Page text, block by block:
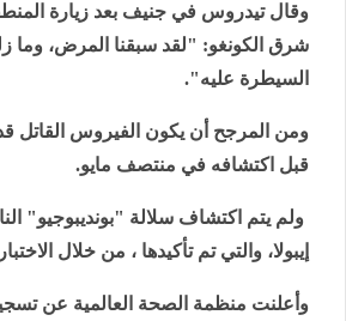
وقال تيدروس في جنيف بعد زيارة
شرق الكونغو: "لقد سبقنا المرض، وما
السيطرة عليه".
ومن المرجح أن يكون الفيروس القاتل قد
قبل اكتشافه في منتصف مايو.
ولم يتم اكتشاف سلالة "بونديبوجيو"
إيبولا، والتي تم تأكيدها ، من خلال